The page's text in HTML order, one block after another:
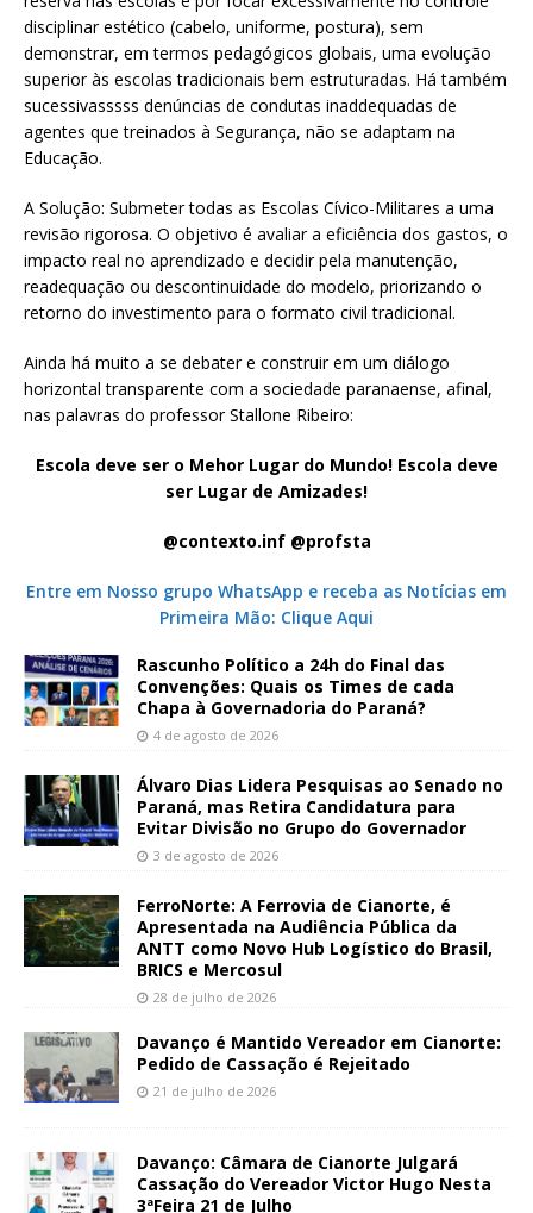
disciplinar estético (cabelo, uniforme, postura), sem
demonstrar, em termos pedagógicos globais, uma evolução
superior às escolas tradicionais bem estruturadas. Há também
sucessivasssss denúncias de condutas inaddequadas de
agentes que treinados à Segurança, não se adaptam na
Educação.
A Solução: Submeter todas as Escolas Cívico-Militares a uma
revisão rigorosa. O objetivo é avaliar a eficiência dos gastos, o
impacto real no aprendizado e decidir pela manutenção,
readequação ou descontinuidade do modelo, priorizando o
retorno do investimento para o formato civil tradicional.
Ainda há muito a se debater e construir em um diálogo
horizontal transparente com a sociedade paranaense, afinal,
nas palavras do professor Stallone Ribeiro:
Escola deve ser o Mehor Lugar do Mundo! Escola deve
ser Lugar de Amizades!
@contexto.inf @profsta
Entre em Nosso grupo WhatsApp e receba as Notícias em
Primeira Mão: Clique Aqui
Rascunho Político a 24h do Final das
Convenções: Quais os Times de cada
Chapa à Governadoria do Paraná?
4 de agosto de 2026
Álvaro Dias Lidera Pesquisas ao Senado no
Paraná, mas Retira Candidatura para
Evitar Divisão no Grupo do Governador
3 de agosto de 2026
FerroNorte: A Ferrovia de Cianorte, é
Apresentada na Audiência Pública da
ANTT como Novo Hub Logístico do Brasil,
BRICS e Mercosul
28 de julho de 2026
Davanço é Mantido Vereador em Cianorte:
Pedido de Cassação é Rejeitado
21 de julho de 2026
Davanço: Câmara de Cianorte Julgará
Cassação do Vereador Victor Hugo Nesta
3ªFeira 21 de Julho